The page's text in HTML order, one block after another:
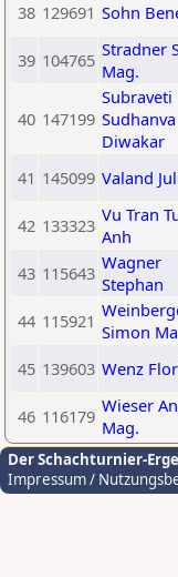
38 129691 Sohn
39 104765 Stradner
Mag.
40 147199
Subraveti
Sudhanva
Diwakar
41 145099 Valand
42 133323 Vu Tran
Anh
43 115643 Wagner
Stephan
44 115921 Simon
45 139603 Wenz
46 116179 Wieser
Mag.
Der Schachturnier-
Impressum /